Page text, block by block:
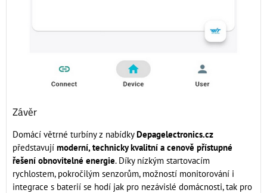
Závěr
Domácí větrné turbíny z nabídkyDepagelectronics.cz
představují moderní, technicky kvalitní a cenově přístupné
řešení obnovitelné energie. Díky nízkým startovacím
rychlostem, pokročilým senzorům, možností monitorování i
integrace s baterií se hodí jak pro nezávislé domácnosti, tak pro